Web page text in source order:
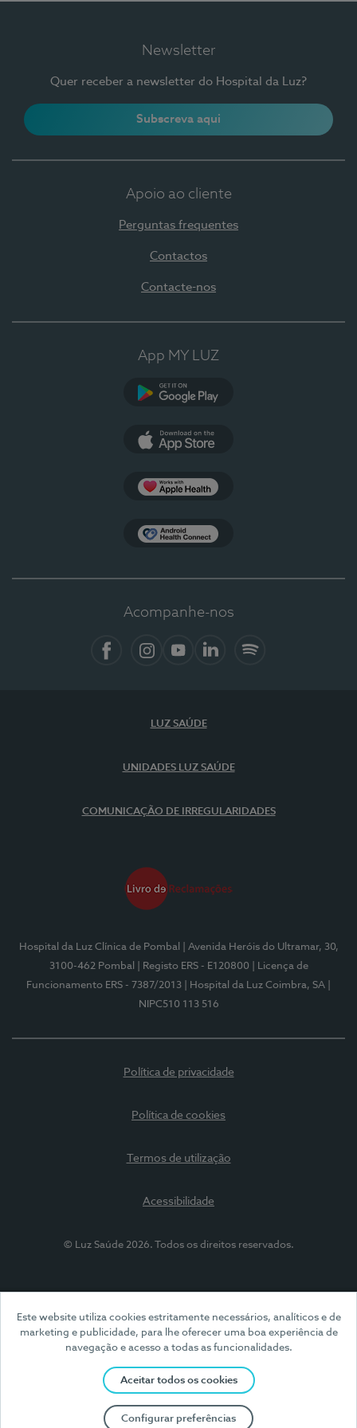
Este website utiliza cookies estritamente necessários, analíticos e de
marketing e publicidade, para lhe oferecer uma boa experiência de
navegação e acesso a todas as funcionalidades.
Aceitar todos os cookies
Configurar preferências
Newsletter
Quer receber a newsletter do Hospital da Luz?
Subscreva aqui
Apoio ao cliente
Perguntas frequentes
Contactos
Contacte-nos
App MY LUZ
Acompanhe-nos
LUZ SAÚDE
UNIDADES LUZ SAÚDE
COMUNICAÇÃO DE IRREGULARIDADES
Hospital da Luz Clínica de Pombal
| Avenida Heróis do Ultramar, 30,
3100-462 Pombal
| Registo ERS - E120800
| Licença de
Funcionamento ERS - 7387/2013
| Hospital da Luz Coimbra, SA
NIPC510 113 516
Política de privacidade
Política de cookies
Termos de utilização
Acessibilidade
© Luz Saúde 2026. Todos os direitos reservados.